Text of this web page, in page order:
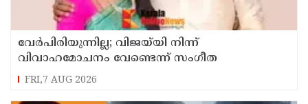
വേർപിരിയുന്നില്ല; വിജയ്‍യി നിന്ന്
വിവാഹമോചനം വേണ്ടെന്ന് സംഗീത
FRI,7 AUG 2026